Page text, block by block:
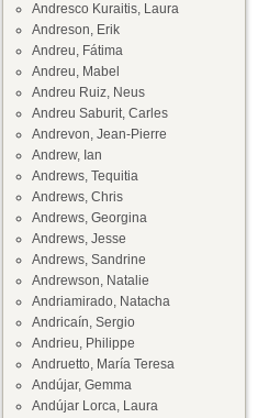
Andresco Kuraitis, Laura
Andreson, Erik
Andreu, Fátima
Andreu, Mabel
Andreu Ruiz, Neus
Andreu Saburit, Carles
Andrevon, Jean-Pierre
Andrew, Ian
Andrews, Tequitia
Andrews, Chris
Andrews, Georgina
Andrews, Jesse
Andrews, Sandrine
Andrewson, Natalie
Andriamirado, Natacha
Andricaín, Sergio
Andrieu, Philippe
Andruetto, María Teresa
Andújar, Gemma
Andújar Lorca, Laura